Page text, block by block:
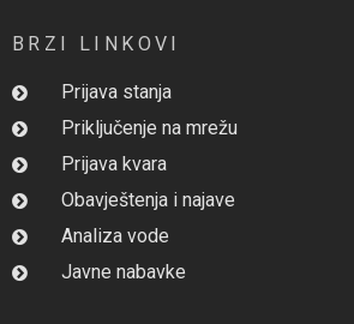
BRZI LINKOVI
Prijava stanja
Priključenje na mrežu
Prijava kvara
Obavještenja i najave
Analiza vode
Javne nabavke